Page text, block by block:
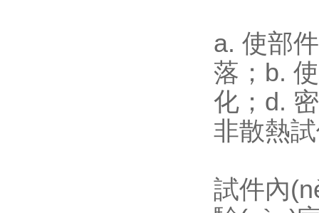
a. 使部
落；b.
化；
非散熱
試件內